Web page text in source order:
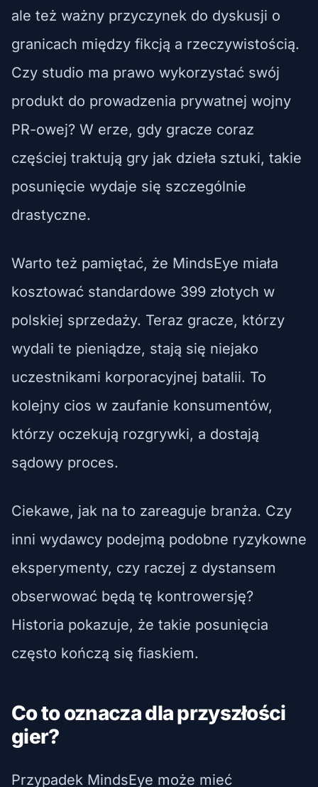
ale też ważny przyczynek do dyskusji o
granicach między fikcją a rzeczywistością.
Czy studio ma prawo wykorzystać swój
produkt do prowadzenia prywatnej wojny
PR-owej? W erze, gdy gracze coraz
częściej traktują gry jak dzieła sztuki, takie
posunięcie wydaje się szczególnie
drastyczne.
Warto też pamiętać, że MindsEye miała
kosztować standardowe 399 złotych w
polskiej sprzedaży. Teraz gracze, którzy
wydali te pieniądze, stają się niejako
uczestnikami korporacyjnej batalii. To
kolejny cios w zaufanie konsumentów,
którzy oczekują rozgrywki, a dostają
sądowy proces.
Ciekawe, jak na to zareaguje branża. Czy
inni wydawcy podejmą podobne ryzykowne
eksperymenty, czy raczej z dystansem
obserwować będą tę kontrowersję?
Historia pokazuje, że takie posunięcia
często kończą się fiaskiem.
Co to oznacza dla przyszłości
gier?
Przypadek MindsEye może mieć